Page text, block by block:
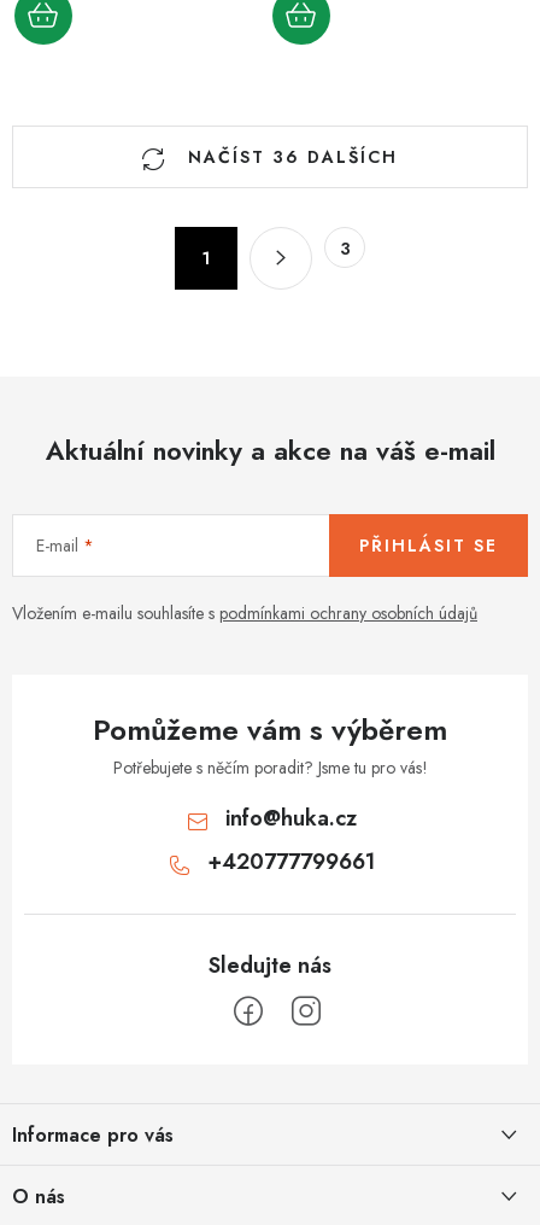
y
ý
p
NAČÍST 36 DALŠÍCH
1 3
Aktuální novinky a akce na váš e-mail
E-mail
Vložením e-mailu souhlasíte s podmínkami ochrany osobních údajů
PŘIHLÁSIT SE
Pomůžeme vám s výběrem
Potřebujete s něčím poradit? Jsme tu pro vás!
info@huka.cz
+420777799661
pInformace pro vás
O nás